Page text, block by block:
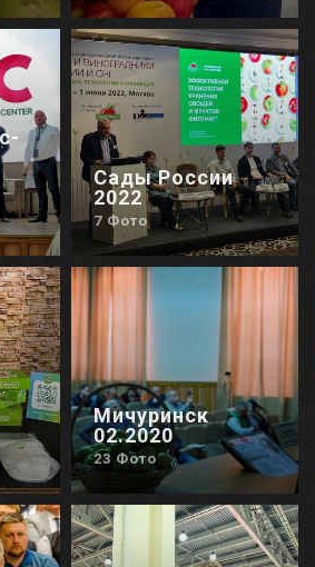
Сады России
2022
7 Фото
Мичуринск
02.2020
23 Фото